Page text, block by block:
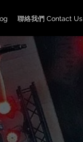
聯絡我們 Contact Us